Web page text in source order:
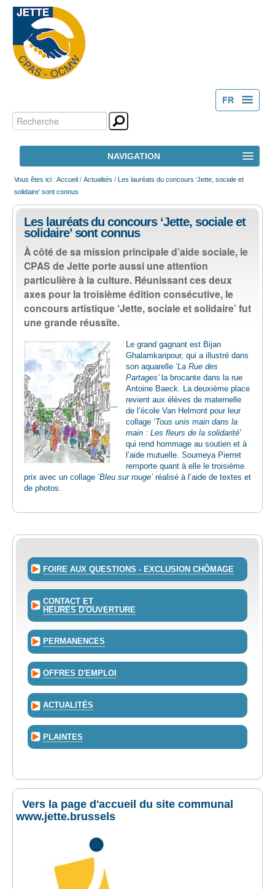
FR
Outils
personnels
Chercher par
Recherche
NAVIGATION
ACCUEIL
ACTION SOCIALE
EMPLOI
AIDE ALIMENTAIRE
SENIORS
CULTURE ET JEUNESSE
Vous êtes ici : Accueil / Actualités / Les lauréats du concours ‘Jette, sociale et
solidaire’ sont connus
Les lauréats du concours ‘Jette, sociale et
solidaire’ sont connus
À côté de sa mission principale d’aide sociale, le
CPAS de Jette porte aussi une attention
particulière à la culture. Réunissant ces deux
axes pour la troisième édition consécutive, le
concours artistique ‘Jette, sociale et solidaire’ fut
une grande réussite.
Le grand gagnant est Bijan
Ghalamka­ripour, qui a illustré dans
son aqua­relle ‘La Rue des
Partages’ la brocante dans la rue
Antoine Baeck. La deuxième place
revient aux élèves de maternelle
de l’école Van Helmont pour leur
collage ‘Tous unis main dans la
main : Les fleurs de la solidarité'
qui rend hommage au sou­tien et à
l’aide mutuelle. Soumeya Pierret
remporte quant à elle le troi­sième
prix avec un collage ‘Bleu sur rouge’réalisé à l’aide de textes et
de photos.
FOIRE AUX QUESTIONS - EXCLUSION CHÔMAGE
CONTACT ET
HEURES D'OUVERTURE
PERMANENCES
OFFRES D'EMPLOI
ACTUALITÉS
PLAINTES
Vers la page d'accueil du site communal
www.jette.brussels